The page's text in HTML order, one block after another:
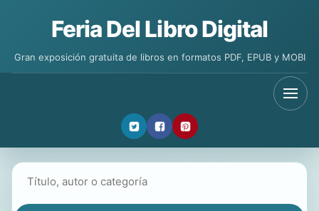
Feria Del Libro Digital
Gran exposición gratuita de libros en formatos PDF, EPUB y MOBI